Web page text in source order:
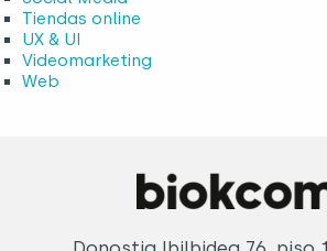
Tiendas online
UX & UI
Videomarketing
Web